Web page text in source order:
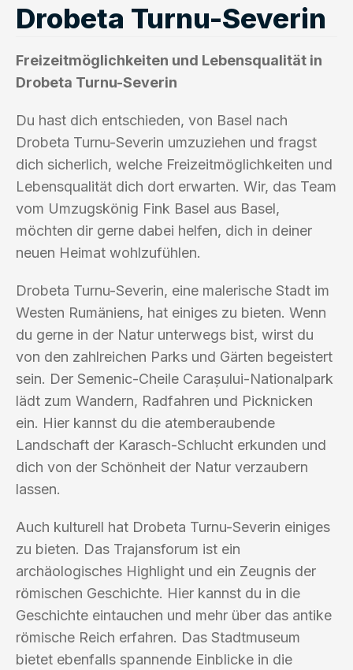
Drobeta Turnu-Severin
Freizeitmöglichkeiten und Lebensqualität in
Drobeta Turnu-Severin
Du hast dich entschieden, von Basel nach
Drobeta Turnu-Severin umzuziehen und fragst
dich sicherlich, welche Freizeitmöglichkeiten und
Lebensqualität dich dort erwarten. Wir, das Team
vom Umzugskönig Fink Basel aus Basel,
möchten dir gerne dabei helfen, dich in deiner
neuen Heimat wohlzufühlen.
Drobeta Turnu-Severin, eine malerische Stadt im
Westen Rumäniens, hat einiges zu bieten. Wenn
du gerne in der Natur unterwegs bist, wirst du
von den zahlreichen Parks und Gärten begeistert
sein. Der Semenic-Cheile Carașului-Nationalpark
lädt zum Wandern, Radfahren und Picknicken
ein. Hier kannst du die atemberaubende
Landschaft der Karasch-Schlucht erkunden und
dich von der Schönheit der Natur verzaubern
lassen.
Auch kulturell hat Drobeta Turnu-Severin einiges
zu bieten. Das Trajansforum ist ein
archäologisches Highlight und ein Zeugnis der
römischen Geschichte. Hier kannst du in die
Geschichte eintauchen und mehr über das antike
römische Reich erfahren. Das Stadtmuseum
bietet ebenfalls spannende Einblicke in die